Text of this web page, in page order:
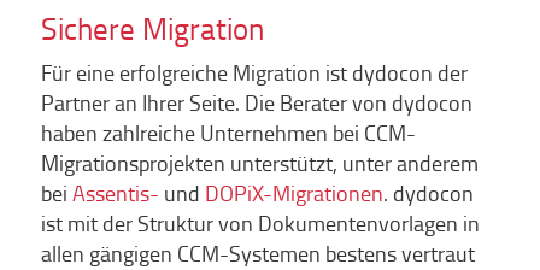
Sichere Migration
Für eine erfolgreiche Migration ist dydocon der
Partner an Ihrer Seite. Die Berater von dydocon
haben zahlreiche Unternehmen bei CCM-
Migrationsprojekten unterstützt, unter anderem
beiAssentis- und DOPiX-Migrationen. dydocon
ist mit der Struktur von Dokumentenvorlagen in
allen gängigen CCM-Systemen bestens vertraut